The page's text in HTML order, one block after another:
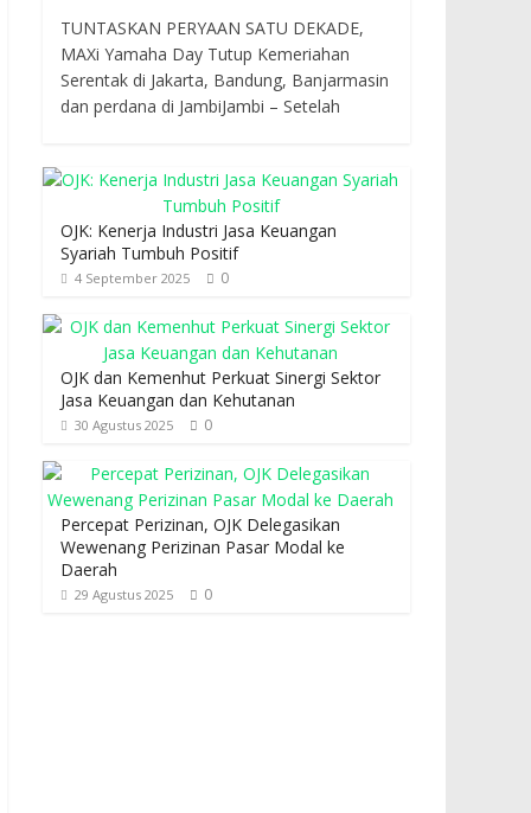
TUNTASKAN PERYAAN SATU DEKADE,
MAXi Yamaha Day Tutup Kemeriahan
Serentak di Jakarta, Bandung, Banjarmasin
dan perdana di JambiJambi – Setelah
OJK: Kenerja Industri Jasa Keuangan
Syariah Tumbuh Positif
4 September 2025 0
OJK dan Kemenhut Perkuat Sinergi Sektor
Jasa Keuangan dan Kehutanan
30 Agustus 2025 0
Percepat Perizinan, OJK Delegasikan
Wewenang Perizinan Pasar Modal ke
Daerah
29 Agustus 2025 0